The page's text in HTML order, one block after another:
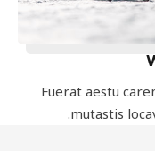
Fuerat aestu
mutastis